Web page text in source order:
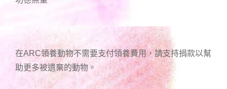
在ARC領養動物不需要支付領養費用，請支持捐款以幫
助更多被遺棄的動物。